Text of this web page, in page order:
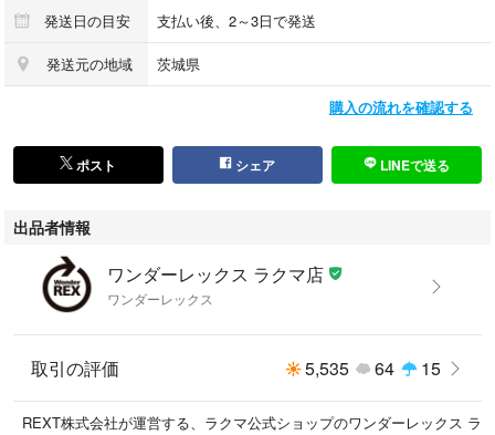
発送日の目安 支払い後、2～3日で発送
発送元の地域 茨城県
購入の流れを確認する
ポスト シェア LINEで送る
出品者情報
ワンダーレックス ラクマ店
ワンダーレックス
取引の評価 5,535 64 15
REXT株式会社が運営する、ラクマ公式ショップのワンダーレックス ラ